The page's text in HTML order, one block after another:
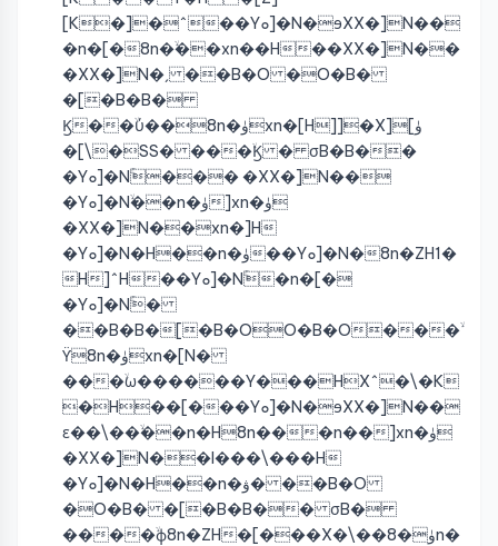
[K�]�^��Yܘ]�N�ɘXX�]N��
�n�[�8n�ۙ��xn��H��XX�]N��
�XX�]N�ˏ ��B�O �O�B�
�[�B�B�
Ϗ��ۙύ��8n�ۈxn�[H]]�X][ۈ
�[\�SS� ���ۙϏ � σB�B��
�Yܘ]�Nۚ��� �XX�]N��
�Yܘ]�Nۙ��n�ۈ]xn�ۈ
�XX�]N��xn�]H
�Yܘ]�N�H��n�ۈ��Yܘ]�N�8n�ZH1�
H]^H��Yܘ]�Nۚ�n�[�
�Yܘ]�Nۚ�
��B�B�[�B�OO�B�O���ۙ
ϔ8n�ۈxn�[N�
���ۙω������Y���HX^�\�K
�H��[���Yܘ]�N�ɘXX�]N��
ɛ��\��ۙ��n�H8n���n��]xn�ۈ
�XX�]N��I���\���H
�Yܘ]�N�H��n�ۋ� ��B�O
�O�B� �[�B�B�� σB�
����ۙϕ8n�ZH�[���X�\��ۈ�8n�